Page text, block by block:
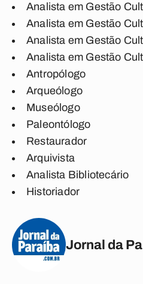
Analista em Gestão
Analista em Gestão
Analista em Gestão
Analista em Gestão
Antropólogo
Arqueólogo
Museólogo
Paleontólogo
Restaurador
Arquivista
Analista Bibliotecário
Historiador
Jornal da